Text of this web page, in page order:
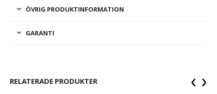
ÖVRIG PRODUKTINFORMATION
GARANTI
RELATERADE PRODUKTER ‹ ›